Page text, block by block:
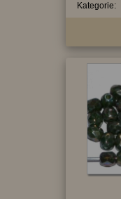
Kategorie: